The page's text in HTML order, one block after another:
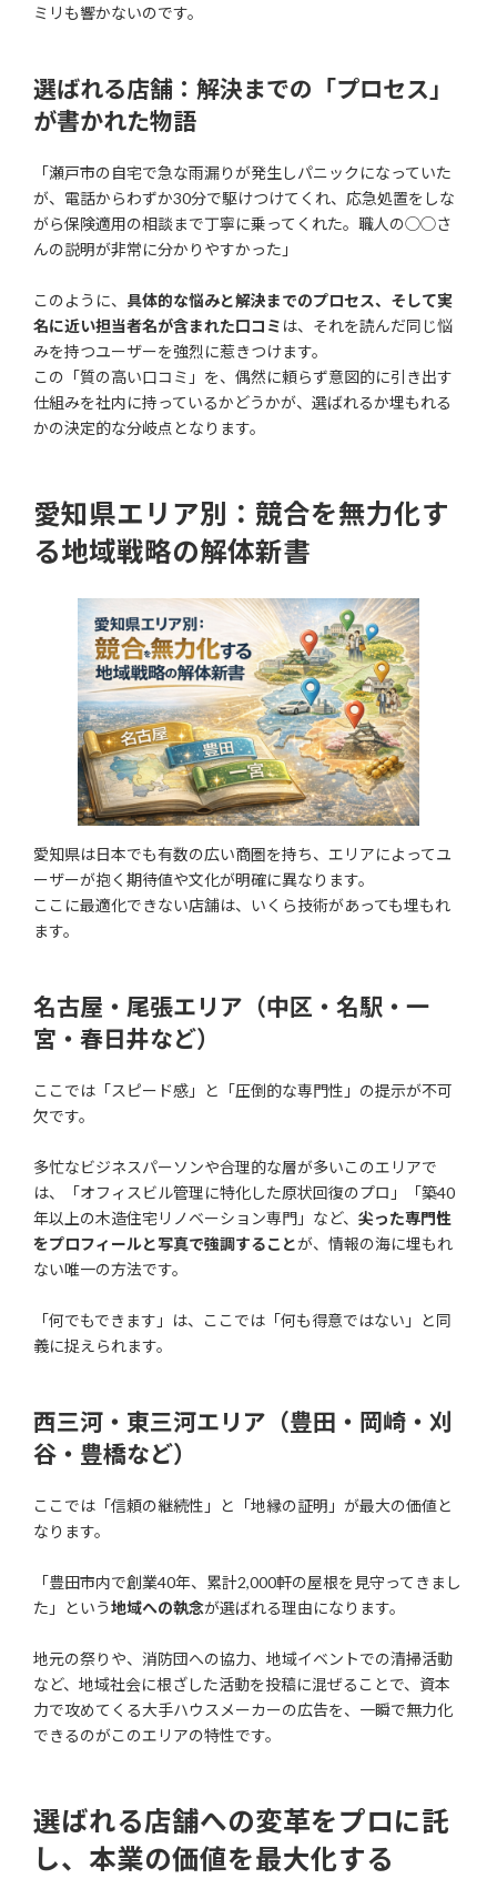
ミリも響かないのです。
選ばれる店舗：解決までの「プロセス」
が書かれた物語
「瀬戸市の自宅で急な雨漏りが発生しパニックになっていた
が、電話からわずか30分で駆けつけてくれ、応急処置をしな
がら保険適用の相談まで丁寧に乗ってくれた。職人の◯◯さ
んの説明が非常に分かりやすかった」
このように、 具体的な悩みと解決までのプロセス、そして実
名に近い担当者名が含まれた口コミ は、それを読んだ同じ悩
みを持つユーザーを強烈に惹きつけます。
この「質の高い口コミ」を、偶然に頼らず意図的に引き出す
仕組みを社内に持っているかどうかが、選ばれるか埋もれる
かの決定的な分岐点となります。
愛知県エリア別：競合を無力化す
る地域戦略の解体新書
愛知県は日本でも有数の広い商圏を持ち、エリアによってユ
ーザーが抱く期待値や文化が明確に異なります。
ここに最適化できない店舗は、いくら技術があっても埋もれ
ます。
名古屋・尾張エリア（中区・名駅・一
宮・春日井など）
ここでは「スピード感」と「圧倒的な専門性」の提示が不可
欠です。
多忙なビジネスパーソンや合理的な層が多いこのエリアで
は、「オフィスビル管理に特化した原状回復のプロ」「築40
年以上の木造住宅リノベーション専門」など、 尖った専門性
をプロフィールと写真で強調することが、情報の海に埋もれ
ない唯一の方法です。
「何でもできます」は、ここでは「何も得意ではない」と同
義に捉えられます。
西三河・東三河エリア（豊田・岡崎・刈
谷・豊橋など）
ここでは「信頼の継続性」と「地縁の証明」が最大の価値と
なります。
「豊田市内で創業40年、累計2,000軒の屋根を見守ってきまし
た」という地域への執念が選ばれる理由になります。
地元の祭りや、消防団への協力、地域イベントでの清掃活動
など、地域社会に根ざした活動を投稿に混ぜることで、資本
力で攻めてくる大手ハウスメーカーの広告を、一瞬で無力化
できるのがこのエリアの特性です。
選ばれる店舗への変革をプロに託
し、本業の価値を最大化する